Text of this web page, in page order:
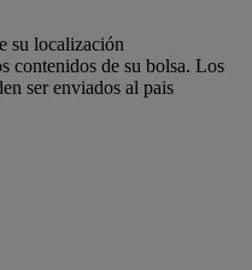
su localización
contenidos de su bolsa. Los
ser enviados al pais